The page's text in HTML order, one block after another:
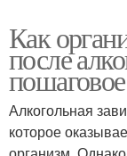
Как
после
Алкогольная
которое